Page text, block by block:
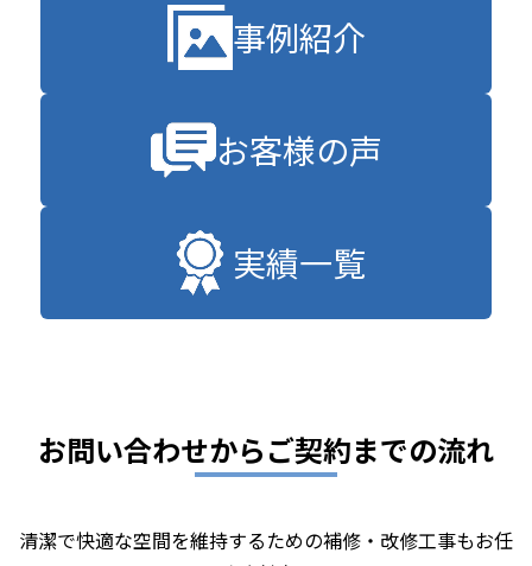
事例紹介
お客様の声
実績一覧
お問い合わせからご契約までの流れ
清潔で快適な空間を維持するための補修・改修工事もお任